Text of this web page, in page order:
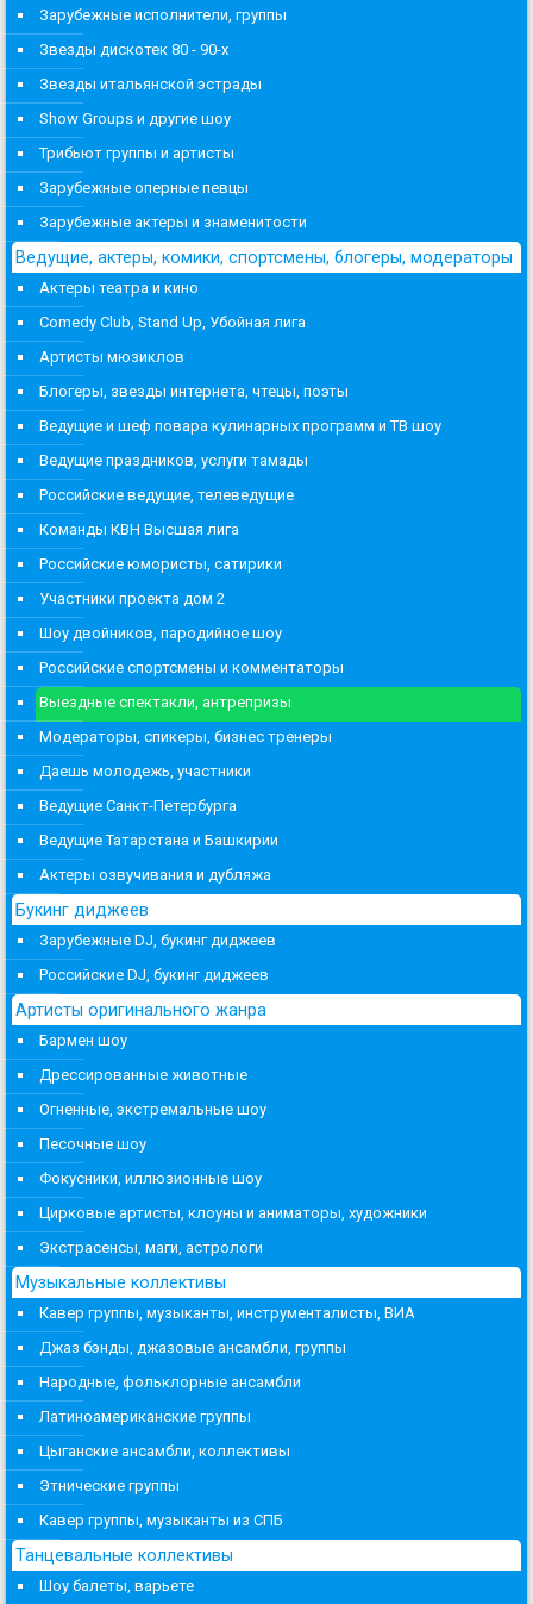
Зарубежные исполнители, группы
Звезды дискотек 80 - 90-х
Звезды итальянской эстрады
Show Groups и другие шоу
Трибьют группы и артисты
Зарубежные оперные певцы
Зарубежные актеры и знаменитости
Ведущие, актеры, комики, спортсмены, блогеры, модераторы
Актеры театра и кино
Comedy Club, Stand Up, Убойная лига
Артисты мюзиклов
Блогеры, звезды интернета, чтецы, поэты
Ведущие и шеф повара кулинарных программ и ТВ шоу
Ведущие праздников, услуги тамады
Российские ведущие, телеведущие
Команды КВН Высшая лига
Российские юмористы, сатирики
Участники проекта дом 2
Шоу двойников, пародийное шоу
Российские спортсмены и комментаторы
Выездные спектакли, антрепризы
Модераторы, спикеры, бизнес тренеры
Даешь молодежь, участники
Ведущие Санкт-Петербурга
Ведущие Татарстана и Башкирии
Актеры озвучивания и дубляжа
Букинг диджеев
Зарубежные DJ, букинг диджеев
Российские DJ, букинг диджеев
Артисты оригинального жанра
Бармен шоу
Дрессированные животные
Огненные, экстремальные шоу
Песочные шоу
Фокусники, иллюзионные шоу
Цирковые артисты, клоуны и аниматоры, художники
Экстрасенсы, маги, астрологи
Музыкальные коллективы
Кавер группы, музыканты, инструменталисты, ВИА
Джаз бэнды, джазовые ансамбли, группы
Народные, фольклорные ансамбли
Латиноамериканские группы
Цыганские ансамбли, коллективы
Этнические группы
Кавер группы, музыканты из СПБ
Танцевальные коллективы
Шоу балеты, варьете